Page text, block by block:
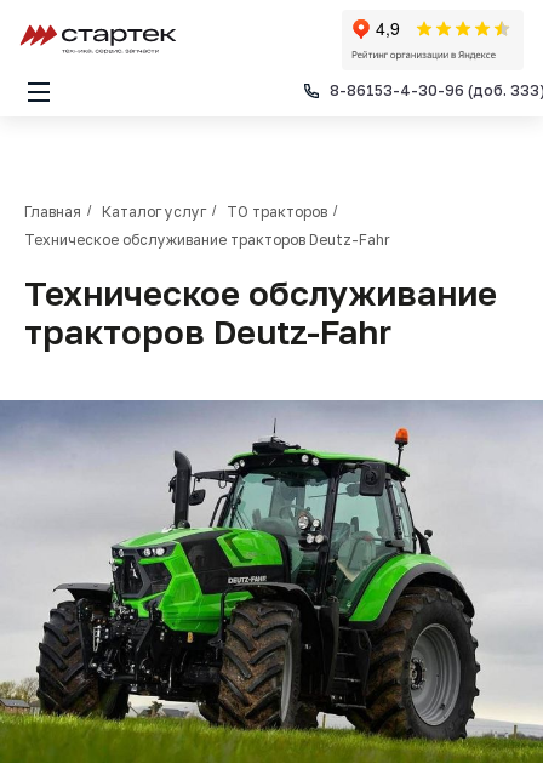
8-86153-4-30-96 (доб.
Услуги
Ремонт ГБЦ
Ремонт ведущих мостов ПТЗ
Шиномонтаж
Компания
Гарантийное обслуживание
Основной сайт
8-86153-4-30-96 (доб. 333)
8-938-5-112-112
Главная / Каталог услуг / ТО тракторов /
Техническое обслуживание тракторов Deutz-Fahr
Техническое обслуживание
тракторов Deutz-Fahr